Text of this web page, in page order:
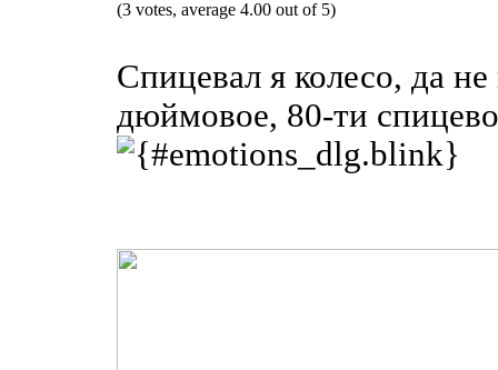
(3 votes, average 4.00 out of 5)
Спицевал я колесо, да
дюймовое, 80-ти